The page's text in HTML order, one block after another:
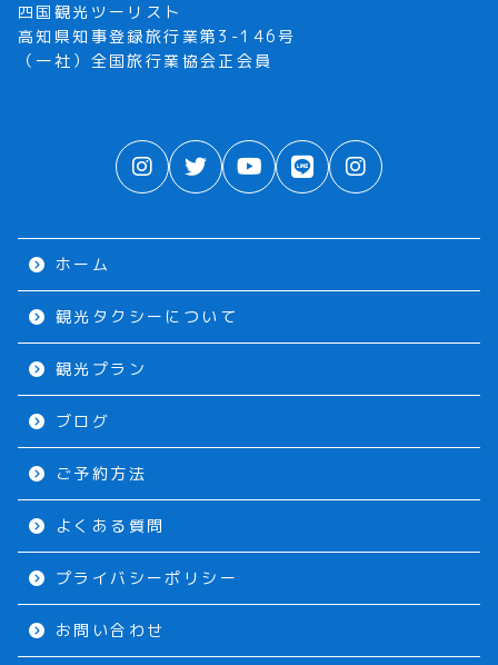
四国観光ツーリスト
高知県知事登録旅行業第3-146号
（一社）全国旅行業協会正会員
ホーム
観光タクシーについて
観光プラン
ブログ
ご予約方法
よくある質問
プライバシーポリシー
お問い合わせ